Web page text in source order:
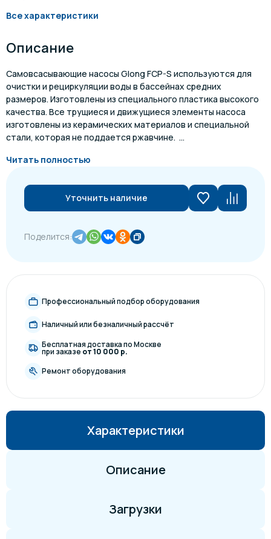
Все характеристики
Описание
Самовсасывающие насосы Glong FCP-S используются для
очистки и рециркуляции воды в бассейнах средних
размеров. Изготовлены из специального пластика высокого
качества. Все трущиеся и движущиеся элементы насоса
изготовлены из керамических материалов и специальной
стали, которая не поддается ржавчине. ...
Читать полностью
Уточнить наличие
Поделится:
Профессиональный подбор оборудования
Наличный или безналичный рассчёт
Бесплатная доставка по Москве
при заказе от 10 000 р.
Ремонт оборудования
Характеристики
Описание
Загрузки